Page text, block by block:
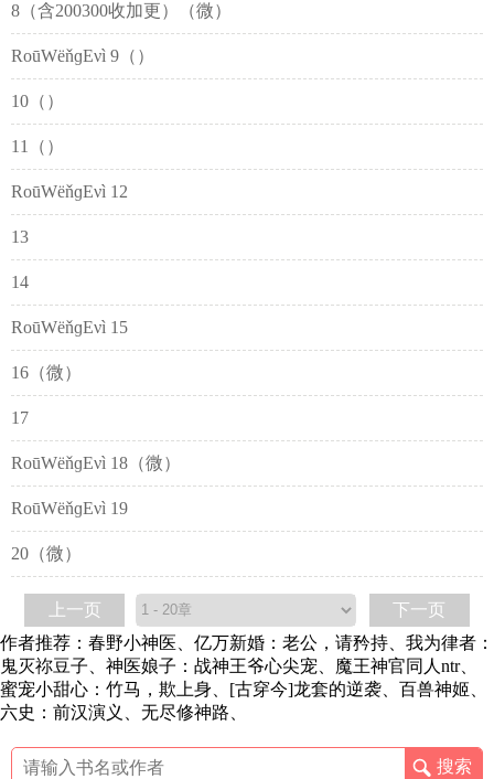
8（含200300收加更）（微）
RoūWёňɡEνì 9（）
10（）
11（）
RoūWёňɡEνì 12
13
14
RoūWёňɡEνì 15
16（微）
17
RoūWёňɡEνì 18（微）
RoūWёňɡEνì 19
20（微）
上一页
下一页
作者推荐： 春野小神医 亿万新婚：老公，请矜持
我为律者：
鬼灭祢豆子
神医娘子：战神王爷心尖宠 魔王神官同人ntr、
蜜宠小甜心：竹马，欺上身
[古穿今]龙套的逆袭 百兽神姬
六史：前汉演义
无尽修神路